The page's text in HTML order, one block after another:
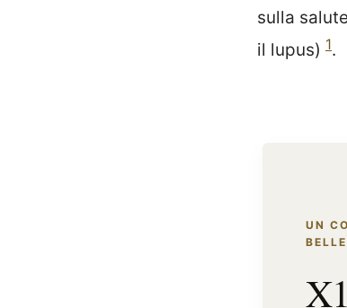
sulla
il lupus) 1.
UN